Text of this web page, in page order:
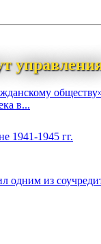
в...
1941-1945 гг.
одним из